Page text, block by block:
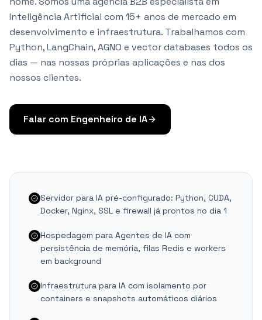
Inteligência Artificial com 15+ anos de mercado em
desenvolvimento e infraestrutura. Trabalhamos com
Python, LangChain, AGNO e vector databases todos os
dias — nas nossas próprias aplicações e nas dos
nossos clientes.
Falar com Engenheiro de IA
Servidor para IA pré-configurado: Python, CUDA,
Docker, Nginx, SSL e firewall já prontos no dia 1
Hospedagem para Agentes de IA com
persistência de memória, filas Redis e workers
em background
Infraestrutura para IA com isolamento por
containers e snapshots automáticos diários